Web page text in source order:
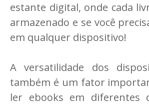
estante digital, onde cada
armazenado e se você
em qualquer dispositivo!
A versatilidade dos
também é um fator
ler ebooks em diferentes